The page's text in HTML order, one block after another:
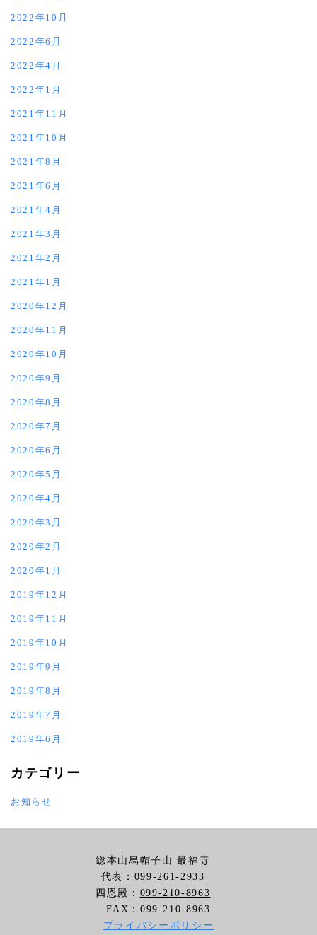
2022年10月
2022年6月
2022年4月
2022年1月
2021年11月
2021年10月
2021年8月
2021年6月
2021年4月
2021年3月
2021年2月
2021年1月
2020年12月
2020年11月
2020年10月
2020年9月
2020年8月
2020年7月
2020年6月
2020年5月
2020年4月
2020年3月
2020年2月
2020年1月
2019年12月
2019年11月
2019年10月
2019年9月
2019年8月
2019年7月
2019年6月
カテゴリー
お知らせ
総本山烏帽子山 最福寺
代表： 099-261-2933
四恩殿： 099-210-8963
FAX：099-210-8963
プライバシーポリシー